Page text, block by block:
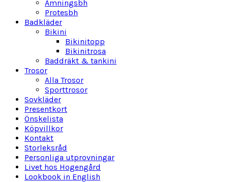
Amningsbh
Protesbh
Badkläder
Bikini
Bikinitopp
Bikinitrosa
Baddräkt & tankini
Trosor
Alla Trosor
Sporttrosor
Sovkläder
Presentkort
Önskelista
Köpvillkor
Kontakt
Storleksråd
Personliga utprovningar
Livet hos Hogengård
Lookbook in English